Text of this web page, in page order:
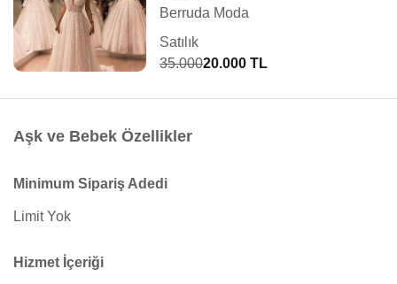
Berruda Moda
Satılık
35.00020.000 TL
Aşk ve Bebek Özellikler
Minimum Sipariş Adedi
Limit Yok
Hizmet İçeriği